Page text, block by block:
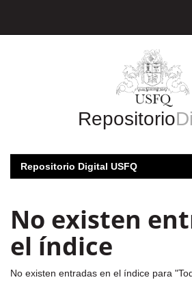
Repositorio
Repositorio Digital USFQ
No existen
el índice
No existen entradas en el índice para